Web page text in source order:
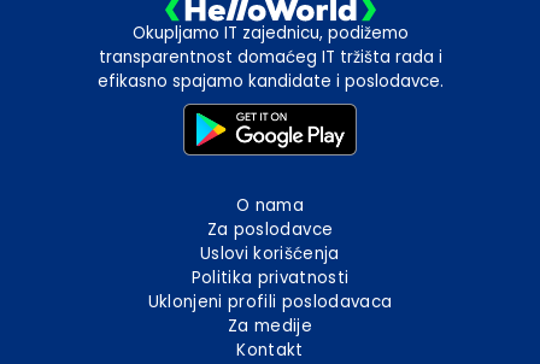
Okupljamo IT zajednicu, podižemo
transparentnost domaćeg IT tržišta rada i
efikasno spajamo kandidate i poslodavce.
O nama
Za poslodavce
Uslovi korišćenja
Politika privatnosti
Uklonjeni profili poslodavaca
Za medije
Kontakt